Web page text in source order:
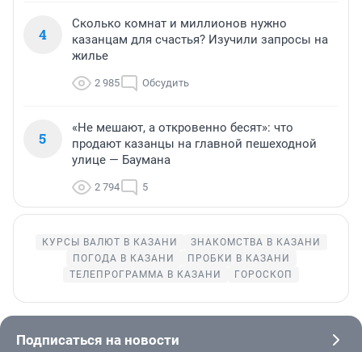
4
Сколько комнат и миллионов нужно
казанцам для счастья? Изучили запросы на
жилье
2 985 Обсудить
5
«Не мешают, а откровенно бесят»: что
продают казанцы на главной пешеходной
улице — Баумана
2 794 5
КУРСЫ ВАЛЮТ В КАЗАНИ
ЗНАКОМСТВА В КАЗАНИ
ПОГОДА В КАЗАНИ
ПРОБКИ В КАЗАНИ
ТЕЛЕПРОГРАММА В КАЗАНИ
ГОРОСКОП
Подписаться на новости